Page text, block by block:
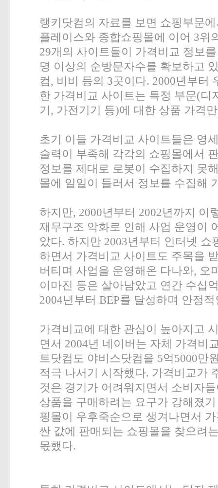
랭키닷컴의 자료를 보면 쇼핑부문
플레이스와 종합쇼핑몰에 이어 3위
29개의 사이트들이 가격비교 정보
명 이상의 순방문자수를 확보하고
컴, 비비 등의 3곳이다. 2000년부터
한 가격비교 사이트는 특정 부문(디
기, 가전기기 등)에 대한 상품 가격
초기 이들 가격비교 사이트들은 영
술력이 부족해 각각의 쇼핑몰에서
정보를 제대로 로봇이 수집하지 못
몰에 일일이 들러서 정보를 수집해
하지만, 2000년부터 2002년까지 이
재무구조 악화로 인해 사업 운영이
았다. 하지만 2003년부터 인터넷 쇼
하면서 가격비교 사이트도 주목을
버티며 사업을 운영해온 다나와, 오
이마진 등은 살아남았고 연간 수십
2004년부터 BEP를 달성하며 안정
가격비교에 대한 관심이 높아지고
면서 2004년 네이버는 자체 가격비
트닷컴도 야비스닷컴을 5억5000만
적극 나서기 시작했다. 가격비교가
것은 경기가 어려워지면서 소비자
상품을 구매하려는 요구가 강해졌
핑몰이 우후죽순으로 생겨나면서
싼 값에 판매되는 쇼핑몰을 찾으려
몫했다.